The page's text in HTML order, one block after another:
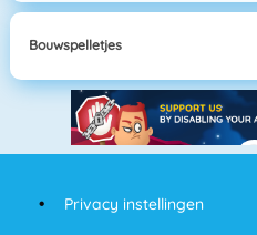
Bouwspelletjes
Privacy instellingen